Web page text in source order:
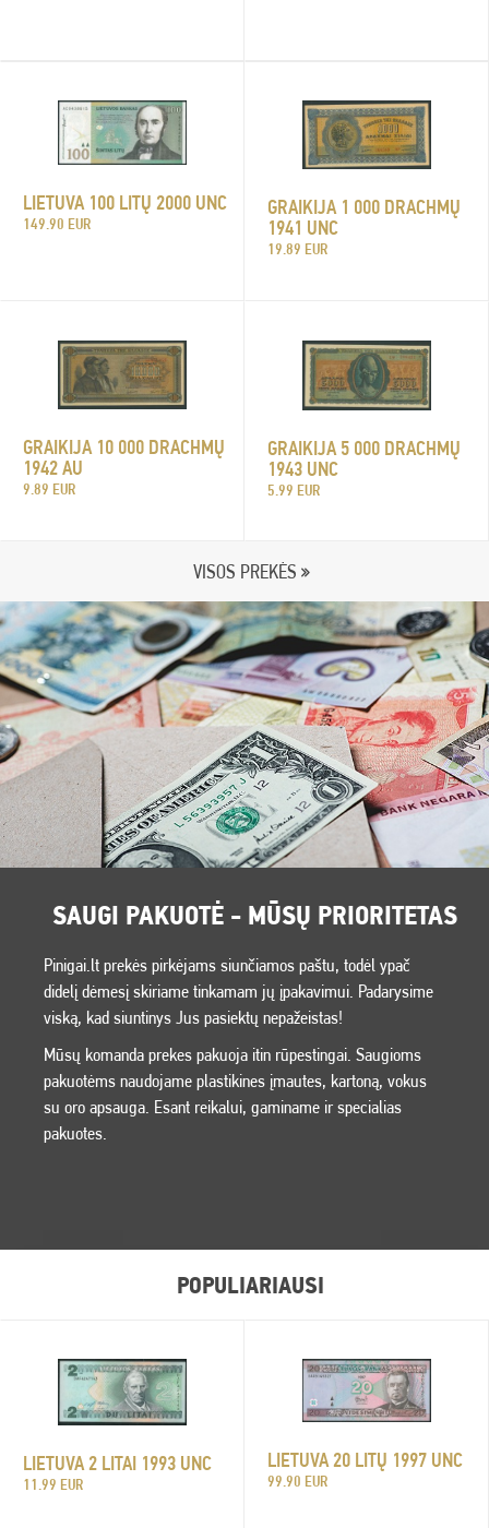
LIETUVA 100 LITŲ 2000 UNC
149.90 EUR
GRAIKIJA 1 000 DRACHMŲ
1941 UNC
19.89 EUR
GRAIKIJA 10 000 DRACHMŲ
1942 AU
9.89 EUR
GRAIKIJA 5 000 DRACHMŲ
1943 UNC
5.99 EUR
VISOS PREKĖS
SAUGI PAKUOTĖ - MŪSŲ PRIORITETAS
Pinigai.lt prekės pirkėjams siunčiamos paštu, todėl ypač
didelį dėmesį skiriame tinkamam jų įpakavimui. Padarysime
viską, kad siuntinys Jus pasiektų nepažeistas!
Mūsų komanda prekes pakuoja itin rūpestingai. Saugioms
pakuotėms naudojame plastikines įmautes, kartoną, vokus
su oro apsauga. Esant reikalui, gaminame ir specialias
pakuotes.
POPULIARIAUSI
LIETUVA 2 LITAI 1993 UNC
11.99 EUR
LIETUVA 20 LITŲ 1997 UNC
99.90 EUR